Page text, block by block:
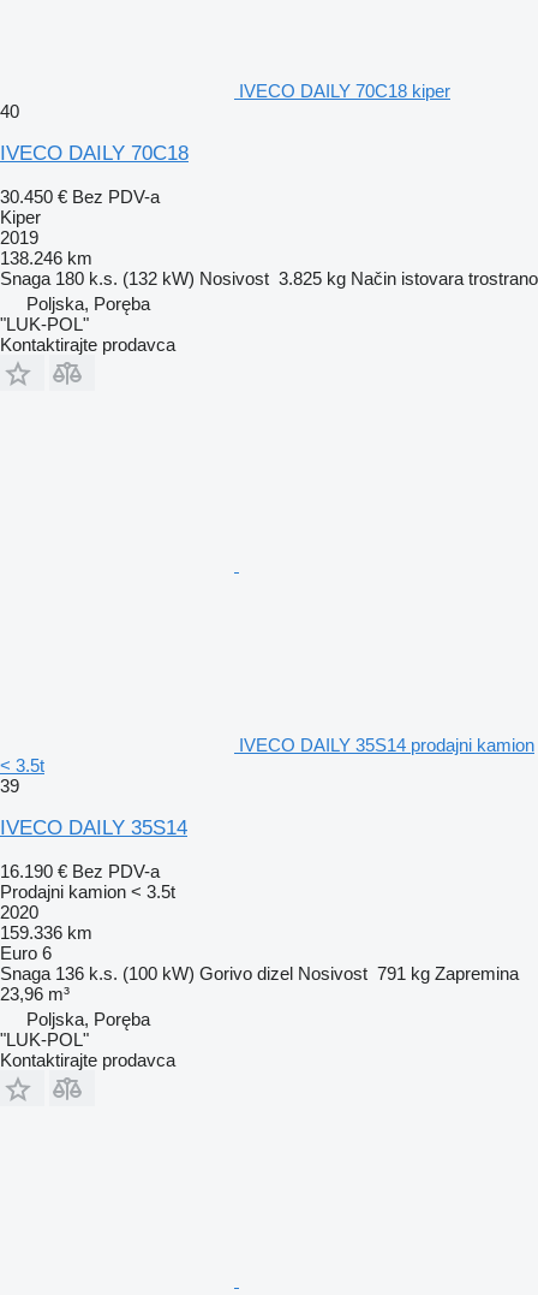
IVECO DAILY 70C18 kiper
40
IVECO DAILY 70C18
30.450 € Bez PDV-a
Kiper
2019
138.246 km
Snaga 180 k.s. (132 kW) Nosivost 3.825 kg Način istovara trostrano
Poljska, Poręba
"LUK-POL"
Kontaktirajte prodavca
IVECO DAILY 35S14 prodajni kamion
< 3.5t
39
IVECO DAILY 35S14
16.190 € Bez PDV-a
Prodajni kamion < 3.5t
2020
159.336 km
Euro 6
Snaga 136 k.s. (100 kW) Gorivo dizel Nosivost 791 kg Zapremina
23,96 m³
Poljska, Poręba
"LUK-POL"
Kontaktirajte prodavca